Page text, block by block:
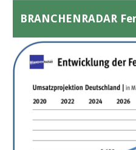
BRANCHENRADAR